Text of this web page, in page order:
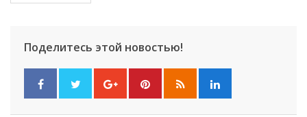
Поделитесь этой новостью!